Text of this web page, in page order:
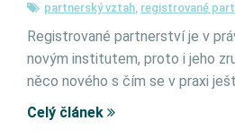
partnerský vztah, registrované
Registrované partnerství je v
novým institutem, proto i jeho
něco nového s čím se v praxi
Celý článek